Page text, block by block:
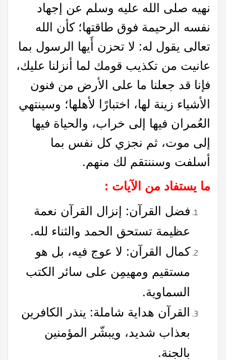
نهيه صلى الله عليه وسلم عن إجهاد
نفسه الرحيمة فوق طاقتها؛ كأن الله
تعالى يقول له: لا تحزن أَيها الرسول بما
عانيت من تكذيب قومك لما أنزلنا عليك،
فإنا قد جعلنا ما على الأرض من فنون
الأشياء زينة لها، اختبارًا لأهلها؛ وسينتهي
العُمران فيها إلى خراب، والحياة فيها
إلى موت، ثم نجزي كل نفس بما
أسلفت وسننتقم لك منهم.
ما يستفاد من الآيات :
فضل القرآن: إنزال القرآن نعمة
عظيمة تستحق الحمد والثناء لله.
كمال القرآن: لا عوج فيه، بل هو
مستقيم ومهيمِن على سائر الكتب
السماوية.
القرآن هداية شاملة: ينذر الكافرين
بعذاب شديد، ويبشّر المؤمنين
بالجنة.